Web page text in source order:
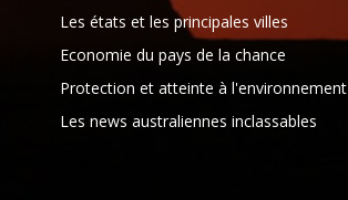
Les états et les principales villes
Economie du pays de la chance
Protection et atteinte à l'environnement
Les news australiennes inclassables